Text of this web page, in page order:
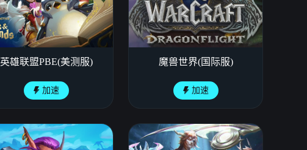
英雄联盟PBE(美测服)
加速
魔兽世界(国际服)
加速